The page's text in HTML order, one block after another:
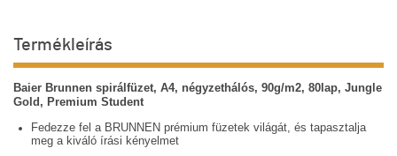
Termékleírás
Baier Brunnen spirálfüzet, A4, négyzethálós, 90g/m2, 80lap, Jungle
Gold, Premium Student
Fedezze fel a BRUNNEN prémium füzetek világát, és tapasztalja
meg a kiváló írási kényelmet